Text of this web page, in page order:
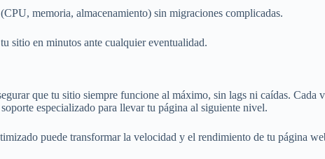
memoria, almacenamiento) sin migraciones complicadas.
sitio en minutos ante cualquier eventualidad.
que tu sitio siempre funcione al máximo, sin lags ni caídas.
especializado para llevar tu página al siguiente nivel.
puede transformar la velocidad y el rendimiento de tu página